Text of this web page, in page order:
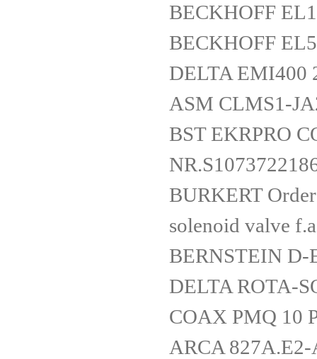
BECKHOFF
BECKHOFF
DELTA EMI400
ASM CLMS1-
BST EKRPRO
BURKERT
solenoid valve
BERNSTEIN D-
DELTA ROTA-
COAX PMQ 10
ARCA